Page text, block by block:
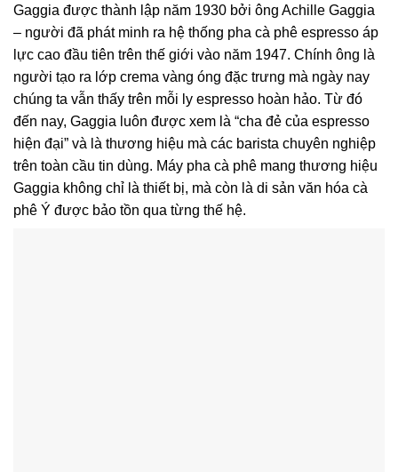
Gaggia được thành lập năm 1930 bởi ông Achille Gaggia
– người đã phát minh ra hệ thống pha cà phê espresso áp
lực cao đầu tiên trên thế giới vào năm 1947. Chính ông là
người tạo ra lớp crema vàng óng đặc trưng mà ngày nay
chúng ta vẫn thấy trên mỗi ly espresso hoàn hảo. Từ đó
đến nay, Gaggia luôn được xem là “cha đẻ của espresso
hiện đại” và là thương hiệu mà các barista chuyên nghiệp
trên toàn cầu tin dùng. Máy pha cà phê mang thương hiệu
Gaggia không chỉ là thiết bị, mà còn là di sản văn hóa cà
phê Ý được bảo tồn qua từng thế hệ.